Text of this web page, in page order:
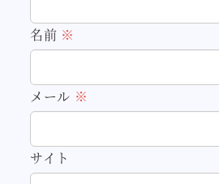
名前 ※
メール ※
サイト